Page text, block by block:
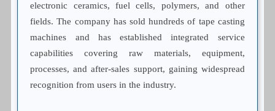
electronic ceramics, fuel cells, polymers, and other
fields. The company has sold hundreds of tape casting
machines and has established integrated service
capabilities covering raw materials, equipment,
processes, and after-sales support, gaining widespread
recognition from users in the industry.